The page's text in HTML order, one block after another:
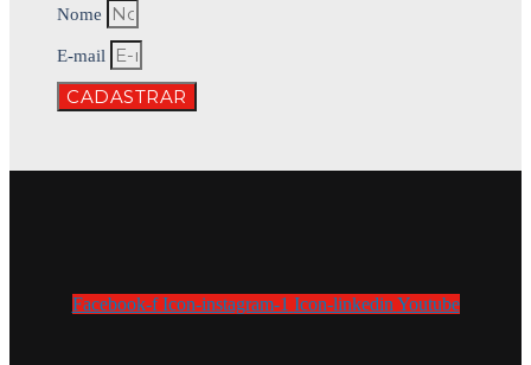
Nome
E-mail
CADASTRAR
Facebook-f Icon-instagram-1 Icon-linkedin Youtube